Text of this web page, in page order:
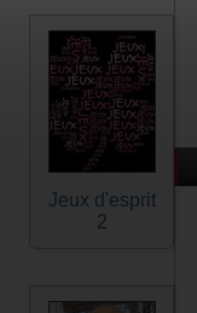
Jeux d'esprit
2